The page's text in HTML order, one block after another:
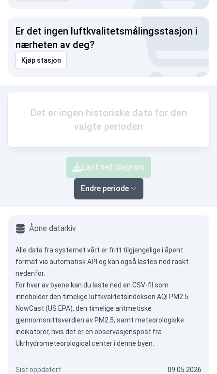
Er det ingen luftkvalitetsmålingsstasjon i
nærheten av deg?
Kjøp stasjon
Det er ingen historiske data for den
valgte perioden
Last ned diagram
Endre periode
Åpne datarkiv
Alle data fra systemet vårt er fritt tilgjengelige i åpent
format via automatisk API og kan også lastes ned raskt
nedenfor.
For hver av byene kan du laste ned en CSV-fil som
inneholder den timelige luftkvalitetsindeksen AQI PM2.5
NowCast (US EPA), den timelige aritmetiske
gjennomsnittsverdien av PM2.5, samt meteorologiske
indikatorer, hvis det er en observasjonspost fra
Ukrhydrometeorological center i denne byen.
Sist oppdatert 09.05.2026